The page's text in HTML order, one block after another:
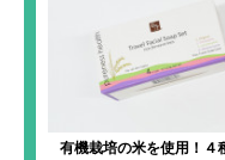
有機栽培の米を使用！４